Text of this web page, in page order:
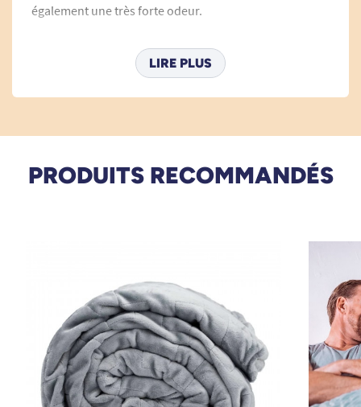
également une très forte odeur.
24/04/2026
23/05/2023
Très agréable
A. Anonymous
LIRE PLUS
PRODUITS RECOMMANDÉS